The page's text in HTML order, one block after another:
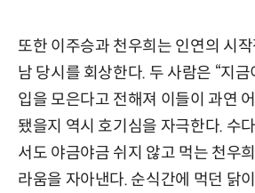
또한 이주승과 천우희는 인연의 시
남 당시를 회상한다. 두 사람은 “지
입을 모은다고 전해져 이들이 과연
됐을지 역시 호기심을 자극한다. 수
서도 야금야금 쉬지 않고 먹는 천우
라움을 자아낸다. 순식간에 먹던 닭